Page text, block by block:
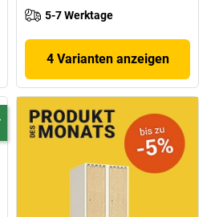
5-7 Werktage
4 Varianten anzeigen